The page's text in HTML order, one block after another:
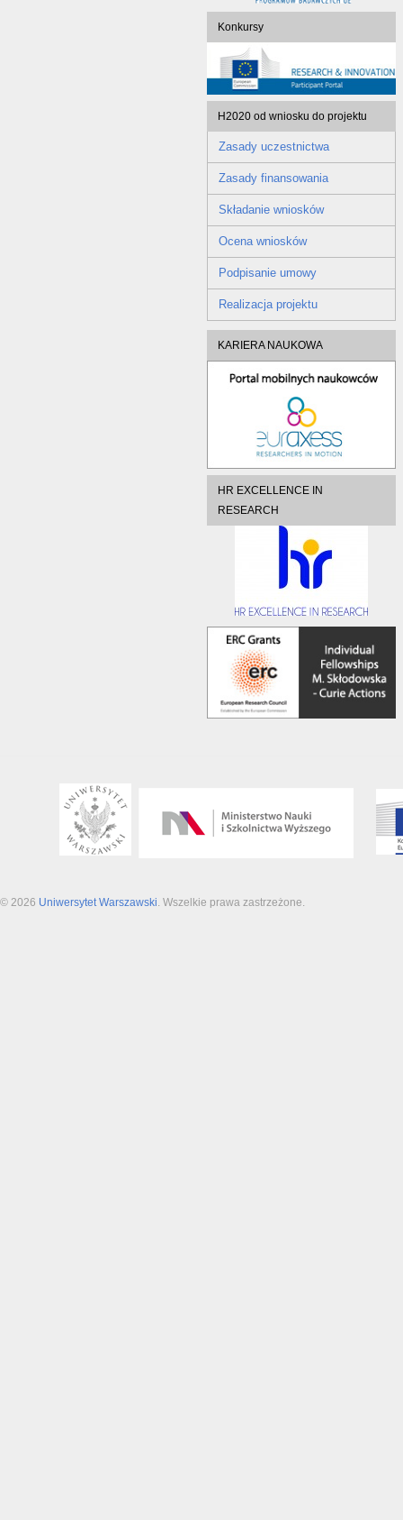
Konkursy
H2020 od wniosku do projektu
Zasady uczestnictwa
Zasady finansowania
Składanie wniosków
Ocena wniosków
Podpisanie umowy
Realizacja projektu
KARIERA NAUKOWA
HR EXCELLENCE IN
RESEARCH
© 2026 Uniwersytet Warszawski . Wszelkie prawa zastrzeżone.